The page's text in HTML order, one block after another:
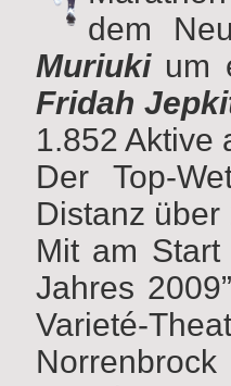
dem
Muriukium
Fridah
1.852 Aktive
Der Top-
Distanz
Mit am Start
Jahres
Varieté-